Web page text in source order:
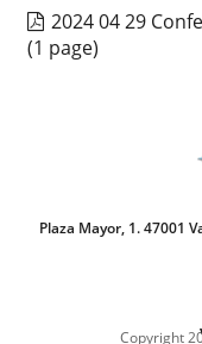
2024 04 29
(1 page)
Plaza Mayor, 1. 47001
Copyright